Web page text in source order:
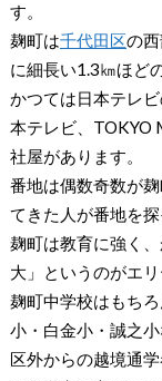
す。
麹町は千代田区の
に細長い1.3㎞ほど
かつては日本テレ
本テレビ、TOKYO
社屋があります。
番地は偶数奇数が
てきた人が番地を
麹町は教育に強く
大」というのがエリ
麹町中学校はもち
小・白金小・誠之
区外からの越境通